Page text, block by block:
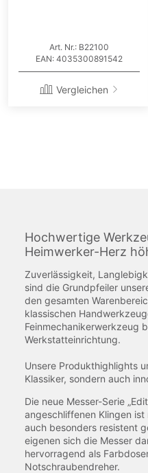
Art. Nr.: B22100
EAN: 4035300891542
Vergleichen
Hochwertige
Heimwerker-Herz
Zuverlässigkeit,
sind die Grundpfeiler
den gesamten
klassischen
Feinmechanikerwerkzeug
Werkstatteinrichtung.
Unsere Produkthighlights
Klassiker, sondern auch
Die neue Messer-Serie
angeschliffenen Klingen
auch besonders resistent
eigenen sich die Messer
hervorragend als
Notschraubendreher.